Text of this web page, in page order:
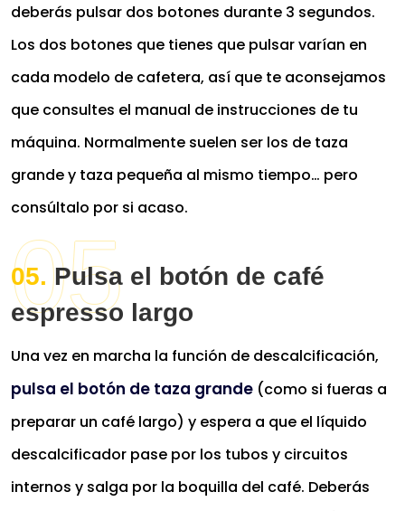
deberás pulsar dos botones durante 3 segundos.
Los dos botones que tienes que pulsar varían en
cada modelo de cafetera, así que te aconsejamos
que consultes el manual de instrucciones de tu
máquina. Normalmente suelen ser los de taza
grande y taza pequeña al mismo tiempo… pero
consúltalo por si acaso.
Pulsa el botón de café
espresso largo
Una vez en marcha la función de descalcificación,
pulsa el botón de taza grande (como si fueras a
preparar un café largo) y espera a que el líquido
descalcificador pase por los tubos y circuitos
internos y salga por la boquilla del café. Deberás